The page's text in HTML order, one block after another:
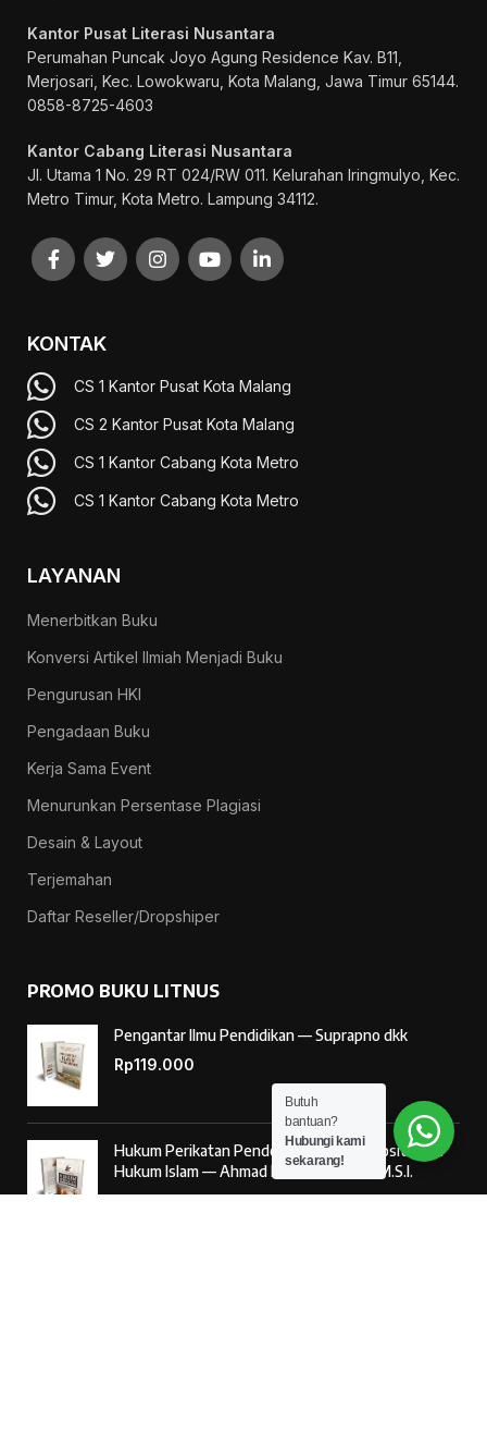
Kantor Pusat Literasi Nusantara
Perumahan Puncak Joyo Agung Residence Kav. B11,
Merjosari, Kec. Lowokwaru, Kota Malang, Jawa Timur 65144.
0858-8725-4603
Kantor Cabang Literasi Nusantara
Jl. Utama 1 No. 29 RT 024/RW 011. Kelurahan Iringmulyo, Kec.
Metro Timur, Kota Metro. Lampung 34112.
KONTAK
CS 1 Kantor Pusat Kota Malang
CS 2 Kantor Pusat Kota Malang
CS 1 Kantor Cabang Kota Metro
CS 1 Kantor Cabang Kota Metro
LAYANAN
Menerbitkan Buku
Konversi Artikel Ilmiah Menjadi Buku
Pengurusan HKI
Pengadaan Buku
Kerja Sama Event
Menurunkan Persentase Plagiasi
Desain & Layout
Terjemahan
Daftar Reseller/Dropshiper
PROMO BUKU LITNUS
Pengantar Ilmu Pendidikan — Suprapno dkk
Rp119.000
Hukum Perikatan Pendekatan Hukum Positif dan
Hukum Islam — Ahmad Musadad, S.H.I., M.S.I.
Rp125.000
Butuh
bantuan?
Hubungi kami
sekarang!